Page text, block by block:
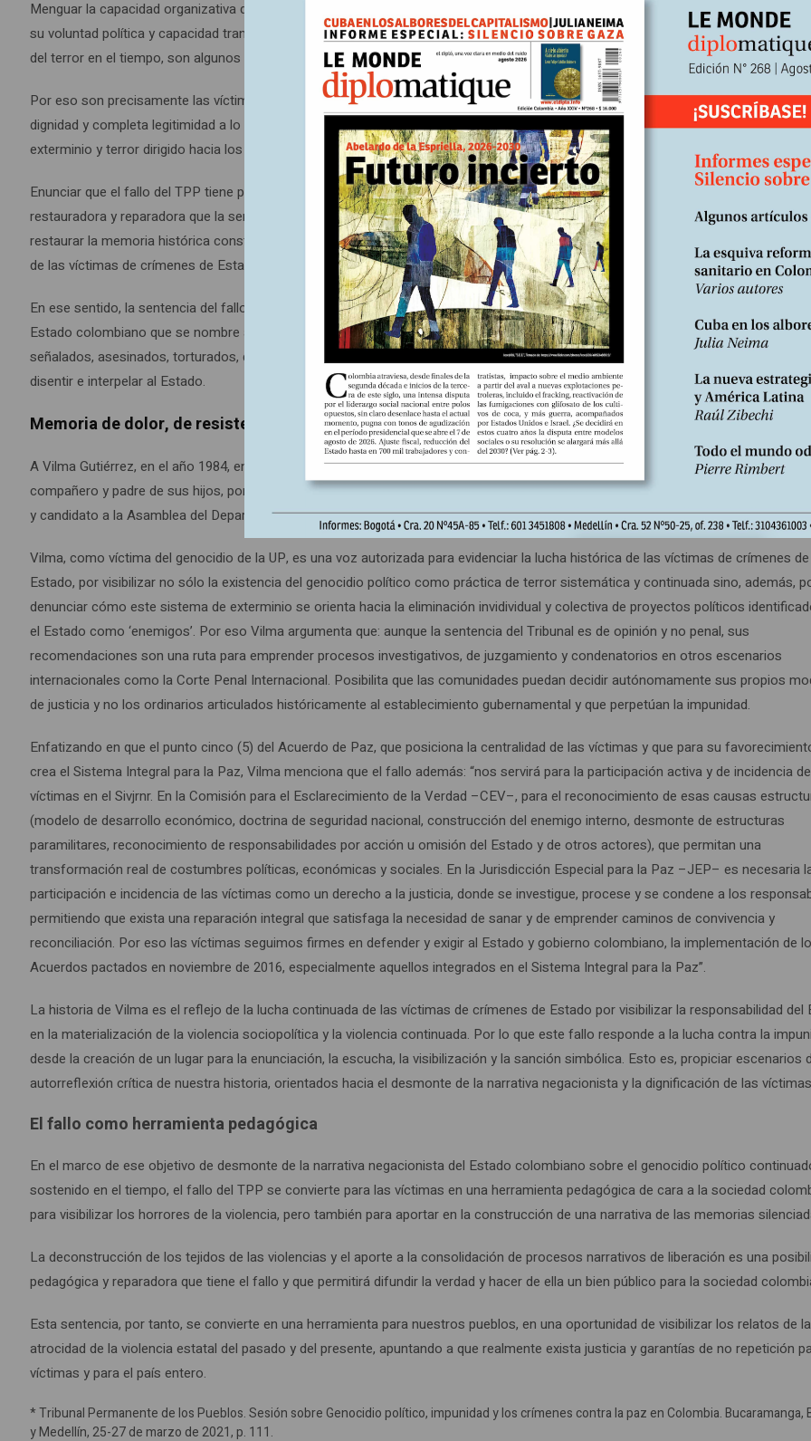
Menguar la capacidad organizativa de individuos y colectivos que se contraponen al modelo hegemónico del establecimiento y
su voluntad política y capacidad transformadora quebrantando su tejido social, a través del “castigo ejemplarizante” y del
del terror en el tiempo, son algunos de los objetivos que encarna el genocidio político y que el fallo argumenta de manera juiciosa.
Por eso son precisamente las víctimas de crímenes de Estado a quienes la sentencia del TPP más reivindica, otorgando
dignidad y completa legitimidad a lo que históricamente han denunciado: que en Colombia el Estado construyó un sistema
exterminio y terror dirigido hacia los grupos sociales, políticos, culturales, que interpelan su modelo inequitativo de sociedad.
Enunciar que el fallo del TPP tiene prevalencia simbólica al evidenciar que no tiene carácter vinculante, no va en desmedro de la
restauradora y reparadora que la sentencia tiene para las víctimas. No es un hecho menor que esta misma potencia del fallo
restaurar la memoria histórica construida desde el relato hegemónico y negacionista, permitiendo que emerjan las narrativas
de las víctimas de crímenes de Estado.
En ese sentido, la sentencia del fallo tiene efectos reparadores porque moviliza una memoria colectiva que le exige a la sociedad y
Estado colombiano que se nombre a las personas olvidadas. Trae a la remembranza la lucha de quienes fueron estigmatizados,
señalados, asesinados, torturados, desaparecidos y constreñidos al desvanecimiento de su accionar político, sólo por el hecho de
disentir e interpelar al Estado.
Memoria de dolor, de resistencia y de superación
A Vilma Gutiérrez, en el año 1984, en plena gestación de la UP en la ciudad de Villavicencio, los paramilitares le asesinaron a su
compañero y padre de sus hijos, por pertenecer a una organización gremial de izquierda, ser militante del Partido Comunista
y candidato a la Asamblea del Departamento del Meta por el FD.
Vilma, como víctima del genocidio de la UP, es una voz autorizada para evidenciar la lucha histórica de las víctimas de crímenes de
Estado, por visibilizar no sólo la existencia del genocidio político como práctica de terror sistemática y continuada sino, además,
denunciar cómo este sistema de exterminio se orienta hacia la eliminación invidividual y colectiva de proyectos políticos
el Estado como ‘enemigos’. Por eso Vilma argumenta que: aunque la sentencia del Tribunal es de opinión y no penal, sus
recomendaciones son una ruta para emprender procesos investigativos, de juzgamiento y condenatorios en otros escenarios
internacionales como la Corte Penal Internacional. Posibilita que las comunidades puedan decidir autónomamente sus propios
de justicia y no los ordinarios articulados históricamente al establecimiento gubernamental y que perpetúan la impunidad.
Enfatizando en que el punto cinco (5) del Acuerdo de Paz, que posiciona la centralidad de las víctimas y que para su
crea el Sistema Integral para la Paz, Vilma menciona que el fallo además: “nos servirá para la participación activa y de incidencia
víctimas en el Sivjrnr. En la Comisión para el Esclarecimiento de la Verdad –CEV–, para el reconocimiento de esas causas
(modelo de desarrollo económico, doctrina de seguridad nacional, construcción del enemigo interno, desmonte de estructuras
paramilitares, reconocimiento de responsabilidades por acción u omisión del Estado y de otros actores), que permitan una
transformación real de costumbres políticas, económicas y sociales. En la Jurisdicción Especial para la Paz –JEP– es necesaria
participación e incidencia de las víctimas como un derecho a la justicia, donde se investigue, procese y se condene a los
permitiendo que exista una reparación integral que satisfaga la necesidad de sanar y de emprender caminos de convivencia y
reconciliación. Por eso las víctimas seguimos firmes en defender y exigir al Estado y gobierno colombiano, la implementación de
Acuerdos pactados en noviembre de 2016, especialmente aquellos integrados en el Sistema Integral para la Paz”.
La historia de Vilma es el reflejo de la lucha continuada de las víctimas de crímenes de Estado por visibilizar la responsabilidad del
en la materialización de la violencia sociopolítica y la violencia continuada. Por lo que este fallo responde a la lucha contra la
desde la creación de un lugar para la enunciación, la escucha, la visibilización y la sanción simbólica. Esto es, propiciar escenarios
autorreflexión crítica de nuestra historia, orientados hacia el desmonte de la narrativa negacionista y la dignificación de las
El fallo como herramienta pedagógica
En el marco de ese objetivo de desmonte de la narrativa negacionista del Estado colombiano sobre el genocidio político
sostenido en el tiempo, el fallo del TPP se convierte para las víctimas en una herramienta pedagógica de cara a la sociedad
para visibilizar los horrores de la violencia, pero también para aportar en la construcción de una narrativa de las memorias
La deconstrucción de los tejidos de las violencias y el aporte a la consolidación de procesos narrativos de liberación es una
pedagógica y reparadora que tiene el fallo y que permitirá difundir la verdad y hacer de ella un bien público para la sociedad
Esta sentencia, por tanto, se convierte en una herramienta para nuestros pueblos, en una oportunidad de visibilizar los relatos de la
atrocidad de la violencia estatal del pasado y del presente, apuntando a que realmente exista justicia y garantías de no repetición
víctimas y para el país entero.
* Tribunal Permanente de los Pueblos. Sesión sobre Genocidio político, impunidad y los crímenes contra la paz en Colombia. Bucaramanga,
y Medellín, 25-27 de marzo de 2021, p. 111.